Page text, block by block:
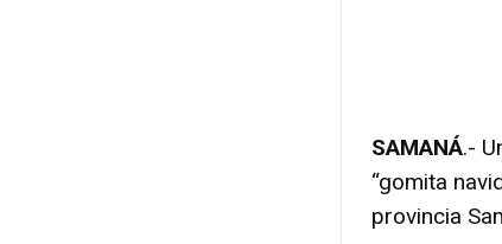
SAMANÁ.-
“gomita
provincia